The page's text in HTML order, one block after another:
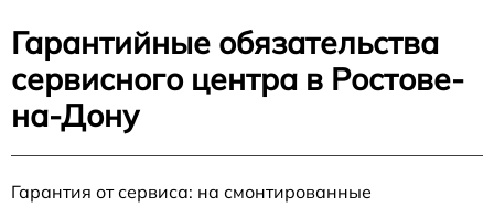
Гарантийные обязательства
сервисного центра в Ростове-
на-Дону
Гарантия от сервиса: на смонтированные